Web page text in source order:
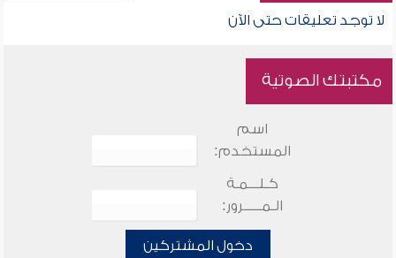
لا توجد تعليقات حتى الآن
مكتبتك الصوتية
اسم
المستخدم:
كـلـــمـة
الـمـــــرور:
دخول المشتركين